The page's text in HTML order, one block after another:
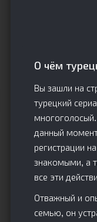
О чём
Вы зашли на
турецкий
данный
регистрации
знакомыми, а
все эти
Отважный и
семью, он